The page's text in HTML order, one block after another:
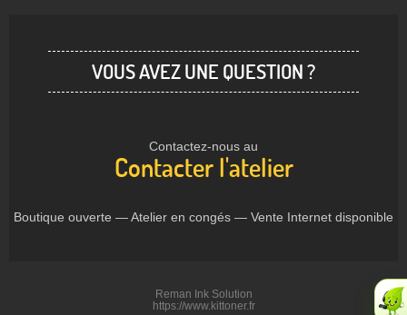
VOUS AVEZ UNE QUESTION ?
Contactez-nous au
Contacter l'atelier
Boutique ouverte — Atelier en congés — Vente Internet disponible
Reman Ink Solution
https://www.kittoner.fr